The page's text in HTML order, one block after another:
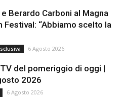
Berardo Carboni al Magna
Festival: “Abbiamo scelto la
6 Agosto 2026
del pomeriggio di oggi |
2026
6 Agosto 2026